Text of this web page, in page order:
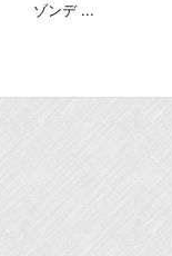
ゾンデ ...